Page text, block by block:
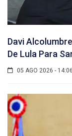
Davi
De Lula Para
05 AGO 2026 -